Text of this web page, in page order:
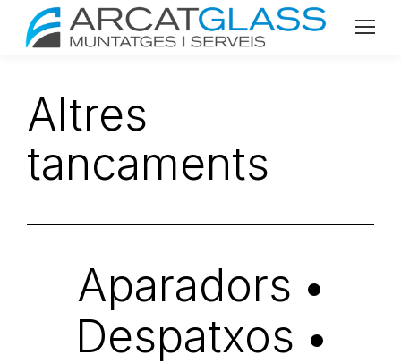
Altres
tancaments
Aparadors •
Despatxos •